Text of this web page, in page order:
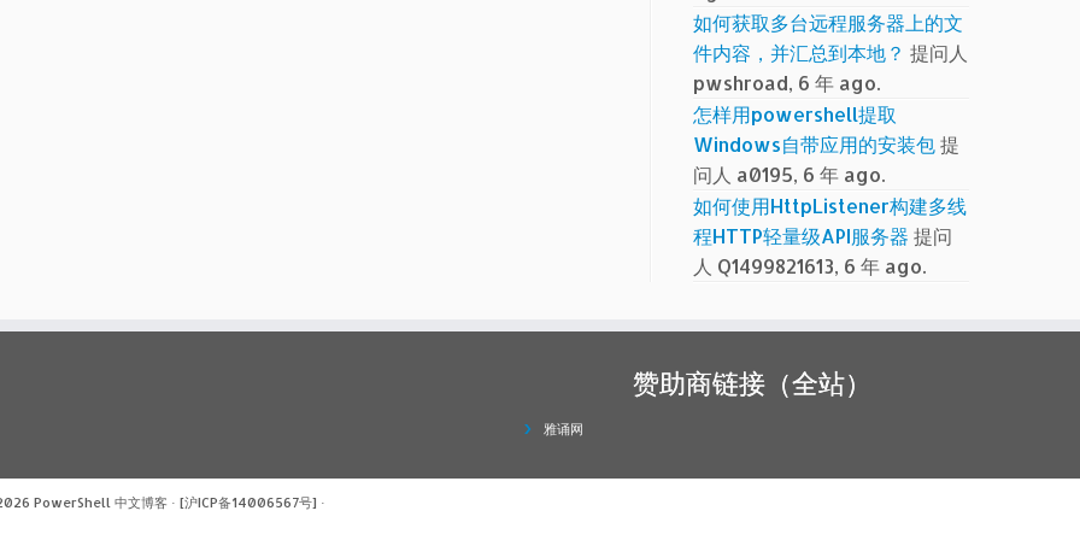
如何获取多台远程服务器上的文
件内容，并汇总到本地？ 提问人
pwshroad, 6 年 ago.
怎样用powershell提取
Windows自带应用的安装包提
问人 a0195, 6 年 ago.
如何使用HttpListener构建多线
程HTTP轻量级API服务器 提问
人 Q1499821613, 6 年 ago.
赞助商链接（全站）
雅诵网
PowerShell 中文博客 · [沪ICP备14006567号] ·